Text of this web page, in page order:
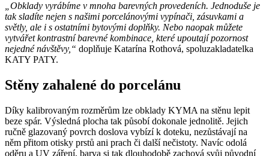
„Obklady vyrábíme v mnoha barevných provedeních. Jednoduše je
tak sladíte nejen s našimi porcelánovými vypínači, zásuvkami a
světly, ale i s ostatními bytovými doplňky. Nebo naopak můžete
vytvářet kontrastní barevné kombinace, které upoutají pozornost
nejedné návštěvy,“ doplňuje Katarína Rothová, spoluzakladatelka
KATY PATY.
Stěny zahalené do porcelánu
Díky kalibrovaným rozměrům lze obklady KYMA na stěnu lepit
beze spár. Výsledná plocha tak působí dokonale jednolitě. Jejich
ručně glazovaný povrch doslova vybízí k doteku, nezůstávají na
něm přitom otisky prstů ani prach či další nečistoty. Navíc odolá
oděru a UV záření, barva si tak dlouhodobě zachová svůj původní